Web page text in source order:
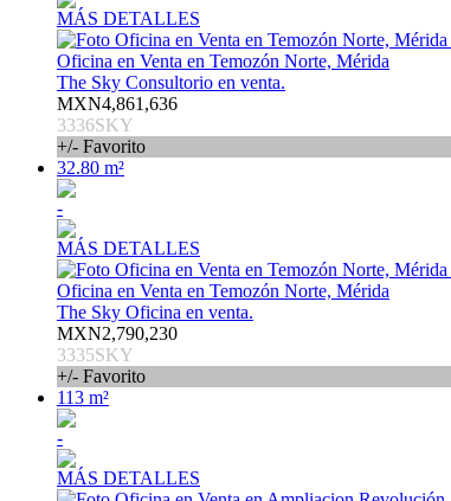
MÁS DETALLES
Oficina en Venta en Temozón Norte, Mérida
The Sky Consultorio en venta.
MXN4,861,636
3336SKY
+/- Favorito
32.80 m²
-
MÁS DETALLES
Oficina en Venta en Temozón Norte, Mérida
The Sky Oficina en venta.
MXN2,790,230
3335SKY
+/- Favorito
113 m²
-
MÁS DETALLES